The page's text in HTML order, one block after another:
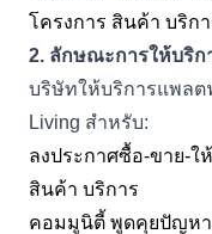
โครงการ สินค้า บริก
2. ลักษณะการให้บริก
บริษัทให้บริการแพลต
Living สำหรับ:
ลงประกาศซื้อ-ขาย-ใ
สินค้า บริการ
คอมมูนิตี้ พูดคุยปัญหา